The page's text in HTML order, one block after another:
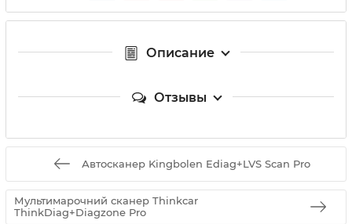
Описание
Отзывы
Автосканер Kingbolen Ediag+LVS Scan Pro
Мультимарочний сканер Thinkcar
ThinkDiag+Diagzone Pro